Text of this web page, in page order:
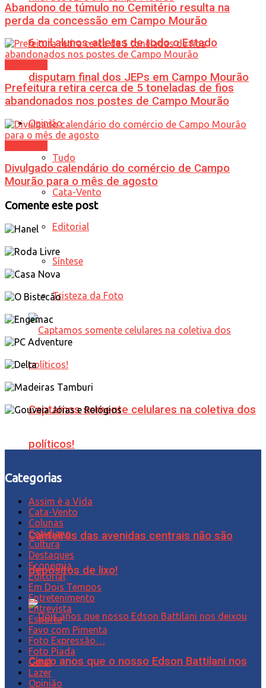
6 mil alunos-atletas de todo o Estado
disputam final dos JEPs em Campo Mourão
Opinião
Tudo
Cata-Vento
Editorial
Síntese
Tristeza da Foto
Captamos somente celulares na coletiva dos
políticos!
Canteiros das avenidas centrais não são
depósitos de lixo!
Cinco anos que o nosso Edson Battilani nos
Abandono de túmulo no Cemitério resulta na
perda da concessão em Campo Mourão
Prefeitura retira cerca de 5 toneladas de fios
abandonados nos postes de Campo Mourão
Divulgado calendário do comércio de Campo
Mourão para o mês de agosto
Comente este post
Categorias
Assim é a Vida
Cata-Vento
Colunas
Cotidiano
Cultura
Destaques
Economia
Editorial
Em Dois Tempos
Entretenimento
Entrevista
Esporte
Favo com Pimenta
Foto Expressão…
Foto Piada
Geral
Lazer
Opinião